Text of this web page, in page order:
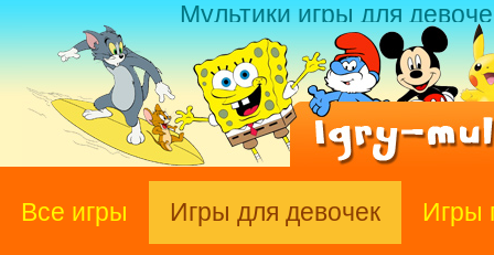
Мультики игры для
Все игры Игры для девочек Игры